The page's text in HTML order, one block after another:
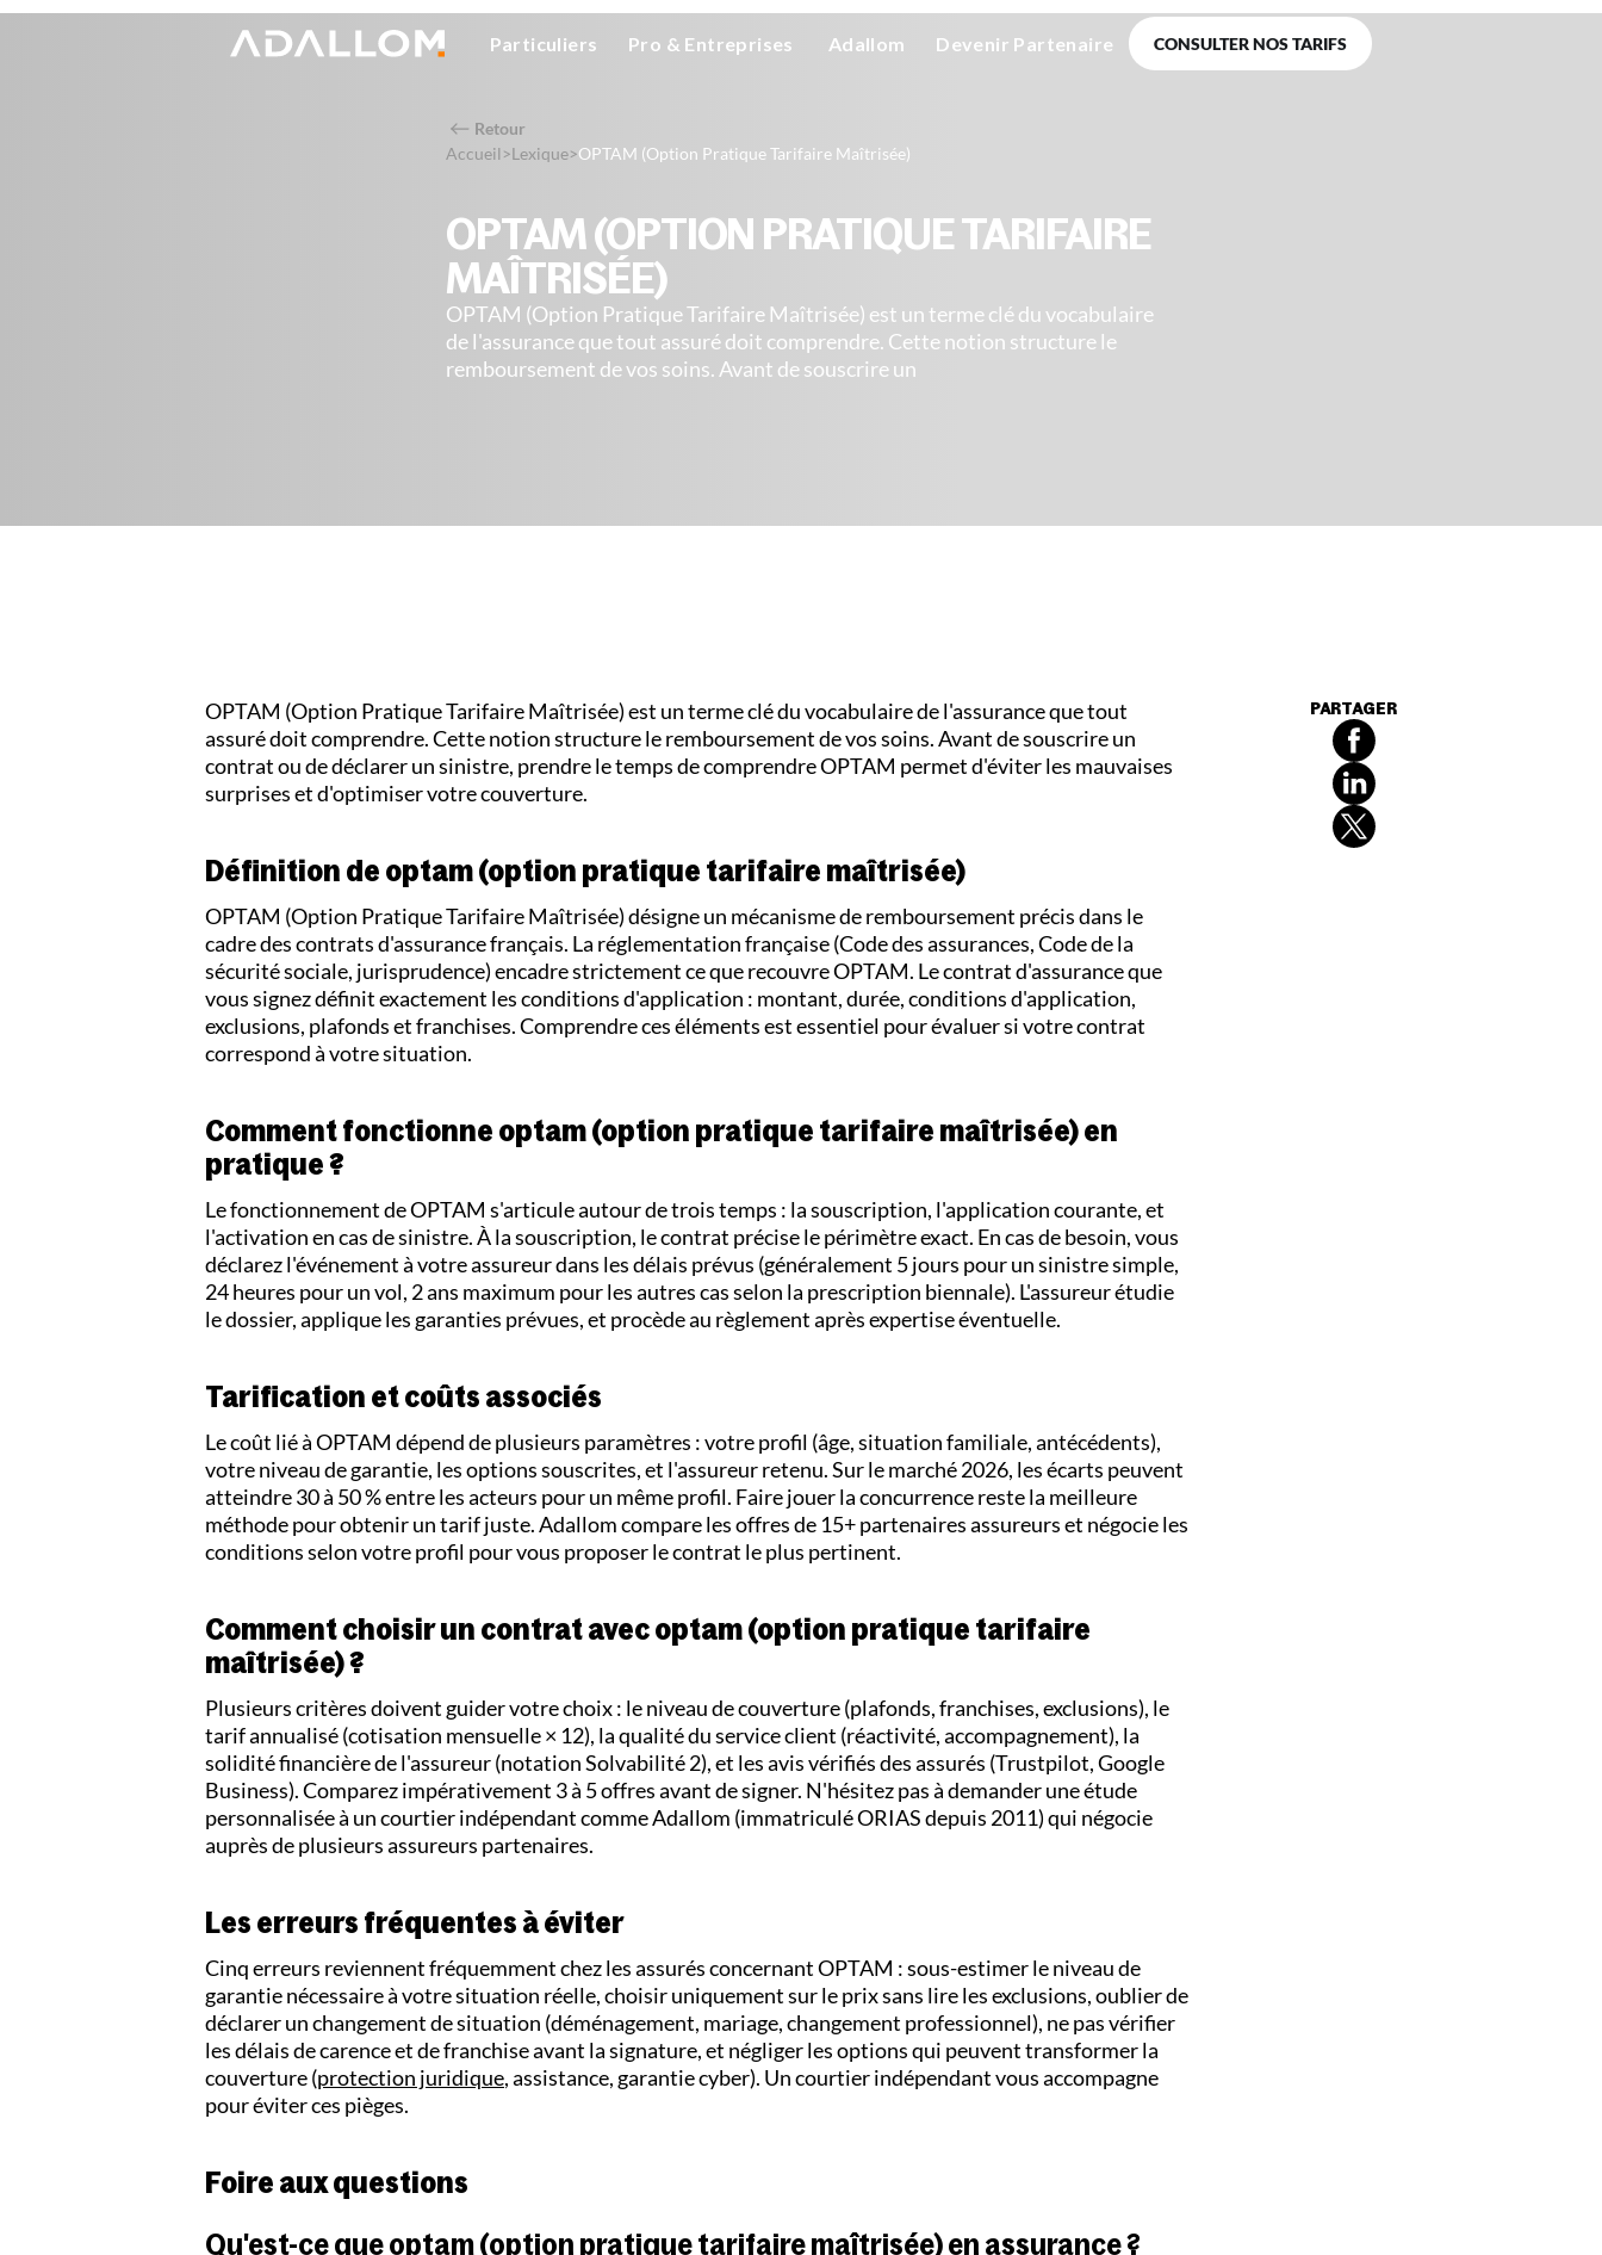
Particuliers Pro & Entreprises Adallom Devenir Partenaire CONSULTER NOS TARIFS
Retour
Accueil >Lexique>OPTAM (Option Pratique Tarifaire Maîtrisée)
OPTAM (OPTION PRATIQUE TARIFAIRE
MAÎTRISÉE)
OPTAM (Option Pratique Tarifaire Maîtrisée) est un terme clé du vocabulaire
de l'assurance que tout assuré doit comprendre. Cette notion structure le
remboursement de vos soins. Avant de souscrire un
OPTAM (Option Pratique Tarifaire Maîtrisée) est un terme clé du vocabulaire de l'assurance que tout
assuré doit comprendre. Cette notion structure le remboursement de vos soins. Avant de souscrire un
contrat ou de déclarer un sinistre, prendre le temps de comprendre OPTAM permet d'éviter les mauvaises
surprises et d'optimiser votre couverture.
Définition de optam (option pratique tarifaire maîtrisée)
OPTAM (Option Pratique Tarifaire Maîtrisée) désigne un mécanisme de remboursement précis dans le
cadre des contrats d'assurance français. La réglementation française (Code des assurances, Code de la
sécurité sociale, jurisprudence) encadre strictement ce que recouvre OPTAM. Le contrat d'assurance que
vous signez définit exactement les conditions d'application : montant, durée, conditions d'application,
exclusions, plafonds et franchises. Comprendre ces éléments est essentiel pour évaluer si votre contrat
correspond à votre situation.
Comment fonctionne optam (option pratique tarifaire maîtrisée) en
pratique ?
Le fonctionnement de OPTAM s'articule autour de trois temps : la souscription, l'application courante, et
l'activation en cas de sinistre. À la souscription, le contrat précise le périmètre exact. En cas de besoin, vous
déclarez l'événement à votre assureur dans les délais prévus (généralement 5 jours pour un sinistre simple,
24 heures pour un vol, 2 ans maximum pour les autres cas selon la prescription biennale). L'assureur étudie
le dossier, applique les garanties prévues, et procède au règlement après expertise éventuelle.
Tarification et coûts associés
Le coût lié à OPTAM dépend de plusieurs paramètres : votre profil (âge, situation familiale, antécédents),
votre niveau de garantie, les options souscrites, et l'assureur retenu. Sur le marché 2026, les écarts peuvent
atteindre 30 à 50 % entre les acteurs pour un même profil. Faire jouer la concurrence reste la meilleure
méthode pour obtenir un tarif juste. Adallom compare les offres de 15+ partenaires assureurs et négocie les
conditions selon votre profil pour vous proposer le contrat le plus pertinent.
Comment choisir un contrat avec optam (option pratique tarifaire
maîtrisée) ?
Plusieurs critères doivent guider votre choix : le niveau de couverture (plafonds, franchises, exclusions), le
tarif annualisé (cotisation mensuelle × 12), la qualité du service client (réactivité, accompagnement), la
solidité financière de l'assureur (notation Solvabilité 2), et les avis vérifiés des assurés (Trustpilot, Google
Business). Comparez impérativement 3 à 5 offres avant de signer. N'hésitez pas à demander une étude
personnalisée à un courtier indépendant comme Adallom (immatriculé ORIAS depuis 2011) qui négocie
auprès de plusieurs assureurs partenaires.
Les erreurs fréquentes à éviter
Cinq erreurs reviennent fréquemment chez les assurés concernant OPTAM : sous-estimer le niveau de
garantie nécessaire à votre situation réelle, choisir uniquement sur le prix sans lire les exclusions, oublier de
déclarer un changement de situation (déménagement, mariage, changement professionnel), ne pas vérifier
les délais de carence et de franchise avant la signature, et négliger les options qui peuvent transformer la
couverture (protection juridique, assistance, garantie cyber). Un courtier indépendant vous accompagne
pour éviter ces pièges.
Foire aux questions
Qu'est-ce que optam (option pratique tarifaire maîtrisée) en assurance ?
PARTAGER